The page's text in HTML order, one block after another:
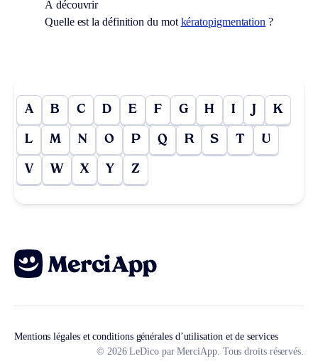
À découvrir
Quelle est la définition du mot kératopigmentation ?
A B C D E F G H I J K
L M N O P Q R S T U
V W X Y Z
Mentions légales et conditions générales d’utilisation et de services
© 2026 LeDico par MerciApp. Tous droits réservés.